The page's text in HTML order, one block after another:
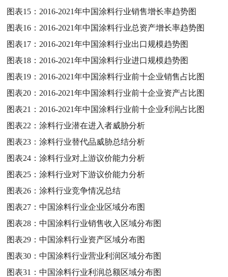
图表15： 2016-2021年中国涂料行业销售增长率趋势图
图表16： 2016-2021年中国涂料行业总资产增长率趋势图
图表17： 2016-2021年中国涂料行业出口规模趋势图
图表18： 2016-2021年中国涂料行业进口规模趋势图
图表19： 2016-2021年中国涂料行业前十企业销售占比图
图表20： 2016-2021年中国涂料行业前十企业资产占比图
图表21： 2016-2021年中国涂料行业前十企业利润占比图
图表22：涂料行业潜在进入者威胁分析
图表23：涂料行业替代品威胁总结分析
图表24：涂料行业对上游议价能力分析
图表25：涂料行业对下游议价能力分析
图表26：涂料行业竞争情况总结
图表27：中国涂料行业企业区域分布图
图表28：中国涂料行业销售收入区域分布图
图表29：中国涂料行业资产区域分布图
图表30：中国涂料行业营业利润区域分布图
图表31：中国涂料行业利润总额区域分布图